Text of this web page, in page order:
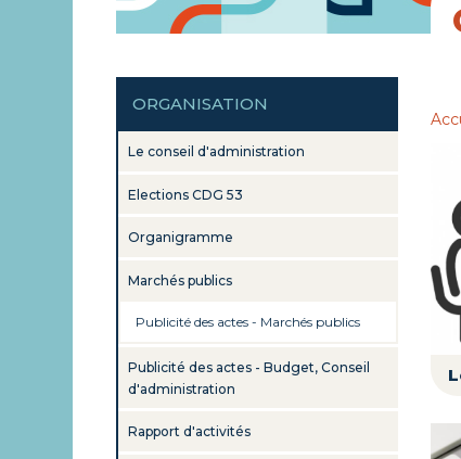
ORGANISATION
Le conseil d'administration
Elections CDG 53
Organigramme
Marchés publics
Publicité des actes - Marchés publics
Publicité des actes - Budget, Conseil
d'administration
Rapport d'activités